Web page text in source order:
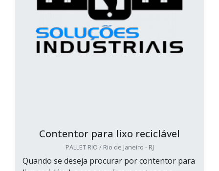
Contentor para lixo reciclável
PALLET RIO / Rio de Janeiro - RJ
Quando se deseja procurar por contentor para